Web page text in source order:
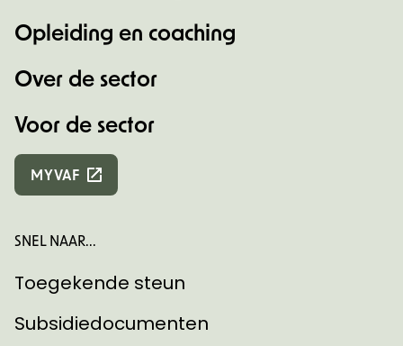
Opleiding en coaching
Over de sector
Voor de sector
MYVAF
SNEL NAAR...
Toegekende steun
Subsidiedocumenten